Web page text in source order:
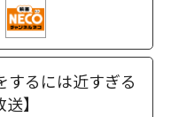
るには近すぎる
】